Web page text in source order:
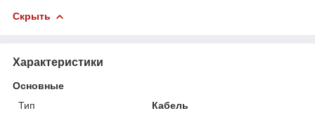
Скрыть
Характеристики
Основные
Тип
Кабель